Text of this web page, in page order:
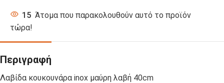
15 Άτομα που παρακολουθούν αυτό το προϊόν
τώρα!
Περιγραφή
Λαβίδα κουκουνάρα inox μαύρη λαβή 40cm